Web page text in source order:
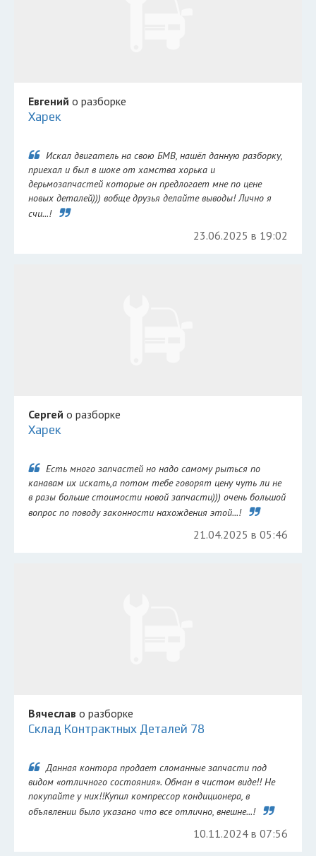
Евгений о разборке
Харек
Искал двигатель на свою БМВ, нашёл данную разборку,
приехал и был в шоке от хамства хорька и
дерьмозапчастей которые он предлогает мне по цене
новых деталей))) вобще друзья делайте выводы! Лично я
счи...!
23.06.2025 в 19:02
Сергей о разборке
Харек
Есть много запчастей но надо самому рыться по
канавам их искать,а потом тебе говорят цену чуть ли не
в разы больше стоимости новой запчасти))) очень большой
вопрос по поводу законности нахождения этой...!
21.04.2025 в 05:46
Вячеслав о разборке
Склад Контрактных Деталей 78
Данная контора продает сломанные запчасти под
видом «отличного состояния». Обман в чистом виде!! Не
покупайте у них!!Купил компрессор кондиционера, в
объявлении было указано что все отлично, внешне...!
10.11.2024 в 07:56